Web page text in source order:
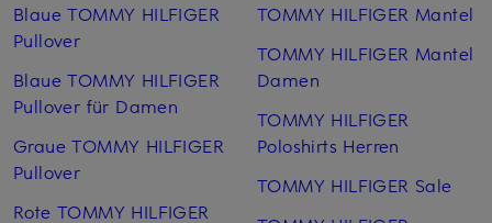
Blaue TOMMY HILFIGER
Pullover
Blaue TOMMY HILFIGER
Pullover für Damen
Graue TOMMY HILFIGER
Pullover
Rote TOMMY HILFIGER
TOMMY HILFIGER Mantel
TOMMY HILFIGER Mantel
Damen
TOMMY HILFIGER
Poloshirts Herren
TOMMY HILFIGER Sale